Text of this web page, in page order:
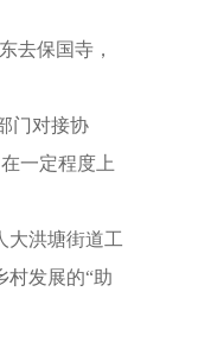
去保国寺，
门对接协
一定程度上
大洪塘街道工
村发展的“助